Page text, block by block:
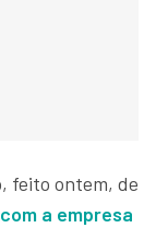
feito ontem, de
a empresa